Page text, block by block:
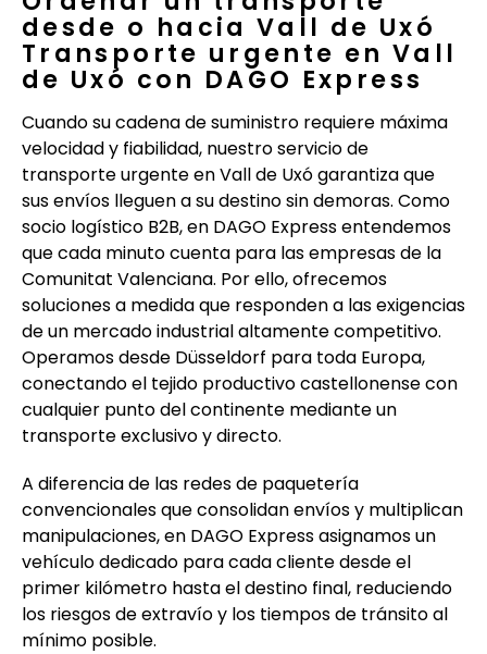
desde o hacia Vall de Uxó
Transporte urgente en Vall
de Uxó con DAGO Express
Cuando su cadena de suministro requiere máxima
velocidad y fiabilidad, nuestro servicio de
transporte urgente en Vall de Uxó garantiza que
sus envíos lleguen a su destino sin demoras. Como
socio logístico B2B, en DAGO Express entendemos
que cada minuto cuenta para las empresas de la
Comunitat Valenciana. Por ello, ofrecemos
soluciones a medida que responden a las exigencias
de un mercado industrial altamente competitivo.
Operamos desde Düsseldorf para toda Europa,
conectando el tejido productivo castellonense con
cualquier punto del continente mediante un
transporte exclusivo y directo.
A diferencia de las redes de paquetería
convencionales que consolidan envíos y multiplican
manipulaciones, en DAGO Express asignamos un
vehículo dedicado para cada cliente desde el
primer kilómetro hasta el destino final, reduciendo
los riesgos de extravío y los tiempos de tránsito al
mínimo posible.